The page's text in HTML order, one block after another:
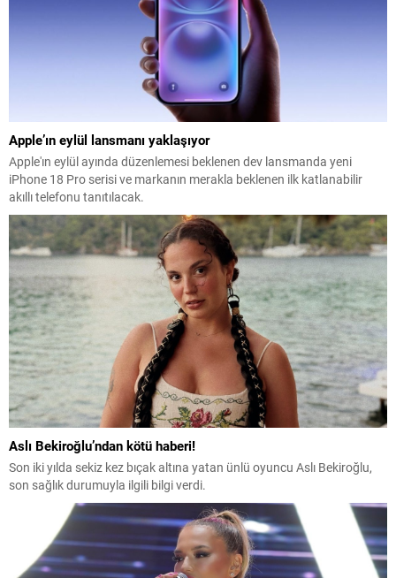
Apple’ın eylül lansmanı yaklaşıyor
Apple'ın eylül ayında düzenlemesi beklenen dev lansmanda yeni
iPhone 18 Pro serisi ve markanın merakla beklenen ilk katlanabilir
akıllı telefonu tanıtılacak.
Aslı Bekiroğlu’ndan kötü haberi!
Son iki yılda sekiz kez bıçak altına yatan ünlü oyuncu Aslı Bekiroğlu,
son sağlık durumuyla ilgili bilgi verdi.